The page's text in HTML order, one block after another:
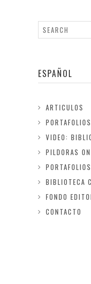
ESPAÑOL
ARTICULOS
VIDEO:
PILDORAS
BIBLIOTECA
FONDO
CONTACTO